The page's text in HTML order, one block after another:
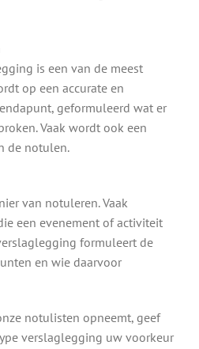
is een van de meest
op een accurate en
geformuleerd wat er
Vaak wordt ook een
de notulen.
van notuleren. Vaak
een evenement of activiteit
formuleert de
en wie daarvoor
notulisten opneemt, geef
verslaglegging uw voorkeur